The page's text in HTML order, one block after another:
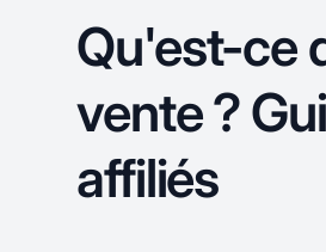
Qu'est-ce
vente ?
affiliés